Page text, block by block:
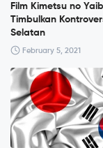
Film Kimetsu no
Timbulkan
Selatan
February 5, 2021